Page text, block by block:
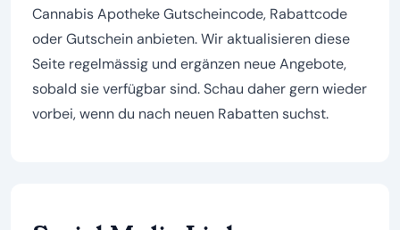
Cannabis Apotheke Gutscheincode, Rabattcode
oder Gutschein anbieten. Wir aktualisieren diese
Seite regelmässig und ergänzen neue Angebote,
sobald sie verfügbar sind. Schau daher gern wieder
vorbei, wenn du nach neuen Rabatten suchst.